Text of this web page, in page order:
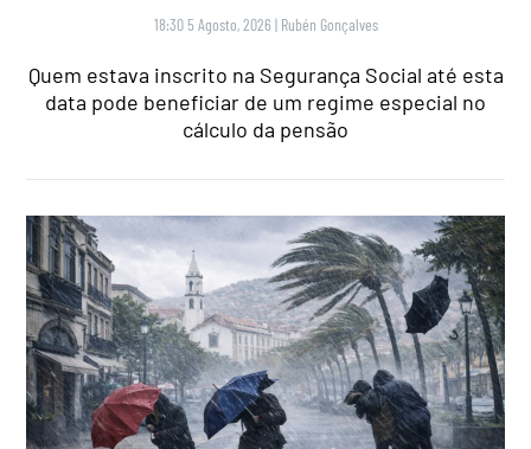
18:30 5 Agosto, 2026 | Rubén Gonçalves
Quem estava inscrito na Segurança Social até esta
data pode beneficiar de um regime especial no
cálculo da pensão